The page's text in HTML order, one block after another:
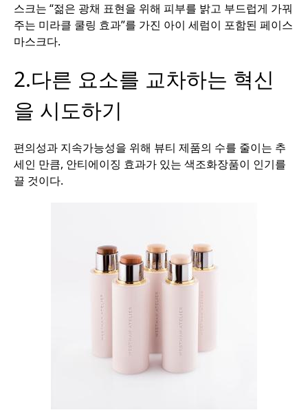
스크는 “젊은 광채 표현을 위해 피부를 밝고 부드럽게 가꿔
주는 미라클 쿨링 효과”를 가진 아이 세럼이 포함된 페이스
마스크다.
2.다른 요소를 교차하는 혁신
을 시도하기
편의성과 지속가능성을 위해 뷰티 제품의 수를 줄이는 추
세인 만큼, 안티에이징 효과가 있는 색조화장품이 인기를
끌 것이다.